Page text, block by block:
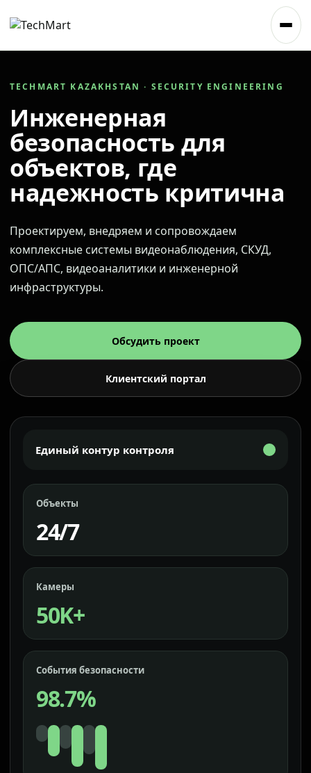
TECHMART KAZAKHSTAN · SECURITY ENGINEERING
Инженерная
безопасность для
объектов, где
надежность критична
Проектируем, внедряем и сопровождаем
комплексные системы видеонаблюдения, СКУД,
ОПС/АПС, видеоаналитики и инженерной
инфраструктуры.
Обсудить проект
Клиентский портал
Единый контур контроля
Объекты
24/7
Камеры
50K+
События безопасности
98.7%